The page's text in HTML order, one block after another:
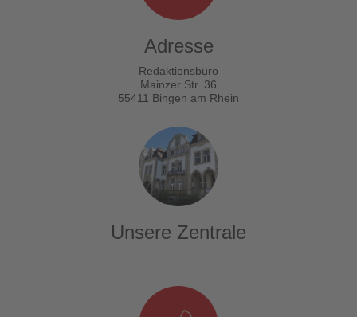
Adresse
Redaktionsbüro
Mainzer Str. 36
55411 Bingen am Rhein
Unsere Zentrale